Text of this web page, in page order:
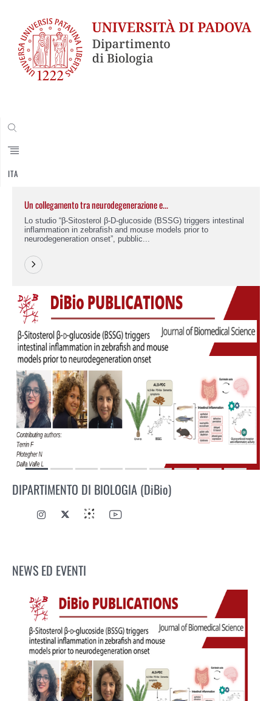
ITA
Un collegamento tra neurodegenerazione e...
Lo studio “β-Sitosterol β-D-glucoside (BSSG) triggers intestinal
inflammation in zebrafish and mouse models prior to
neurodegeneration onset”, pubblic...
DIPARTIMENTO DI BIOLOGIA (DiBio)
NEWS ED EVENTI